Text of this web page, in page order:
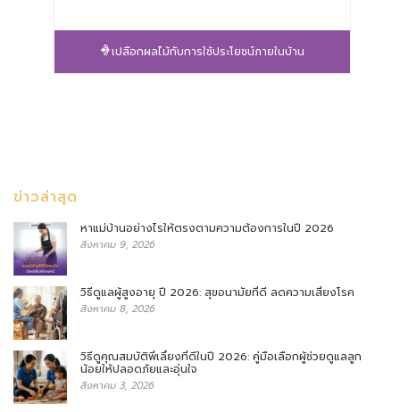
เปลือกผลไม้กับการใช้ประโยชน์ภายในบ้าน
ข่าวล่าสุด
หาแม่บ้านอย่างไรให้ตรงตามความต้องการในปี 2026
สิงหาคม 9, 2026
วิธีดูแลผู้สูงอายุ ปี 2026: สุขอนามัยที่ดี ลดความเสี่ยงโรค
สิงหาคม 8, 2026
วิธีดูคุณสมบัติพี่เลี้ยงที่ดีในปี 2026: คู่มือเลือกผู้ช่วยดูแลลูก
น้อยให้ปลอดภัยและอุ่นใจ
สิงหาคม 3, 2026